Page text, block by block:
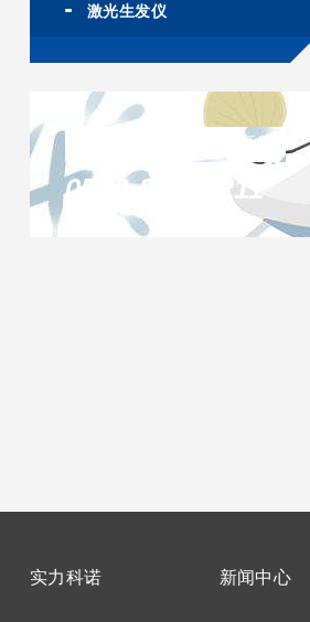
激光生发仪
联系凯发天生赢家
0516-87732211
实力科诺 新闻中心